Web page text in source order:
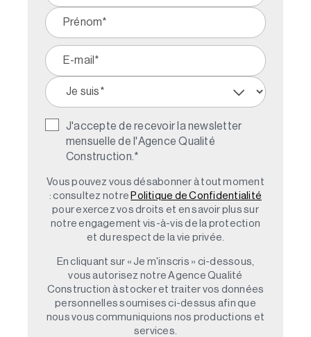
J'accepte de recevoir la newsletter
mensuelle de l'Agence Qualité
Construction. *
Vous pouvez vous désabonner à tout moment
: consultez notre Politique de Confidentialité
pour exercez vos droits et en savoir plus sur
notre engagement vis-à-vis de la protection
et du respect de la vie privée.
En cliquant sur « Je m'inscris » ci-dessous,
vous autorisez notre Agence Qualité
Construction à stocker et traiter vos données
personnelles soumises ci-dessus afin que
nous vous communiquions nos productions et
services.